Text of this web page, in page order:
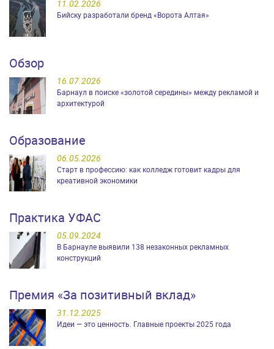
11.02.2026
Бийску разработали бренд «Ворота Алтая»
Обзор
16.07.2026
Барнаул в поиске «золотой середины» между рекламой и
архитектурой
Образование
06.05.2026
Старт в профессию: как колледж готовит кадры для
креативной экономики
Практика УФАС
05.09.2024
В Барнауле выявили 138 незаконных рекламных
конструкций
Премия «За позитивный вклад»
31.12.2025
Идеи — это ценность. Главные проекты 2025 года